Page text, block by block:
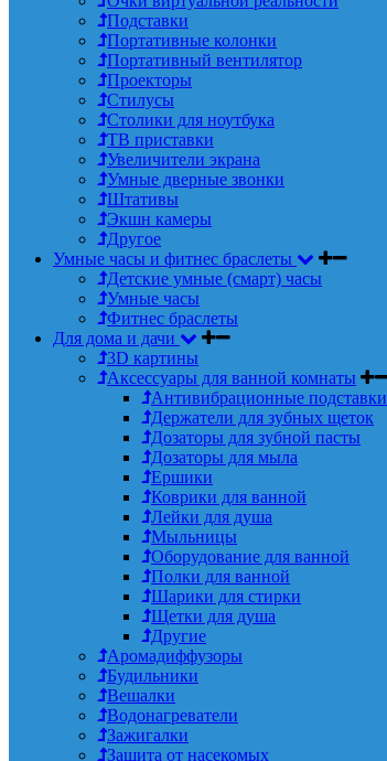
Подставки
Портативные колонки
Портативный вентилятор
Проекторы
Стилусы
Столики для ноутбука
ТВ приставки
Увеличители экрана
Умные дверные звонки
Штативы
Экшн камеры
Другое
Умные часы и фитнес браслеты
Детские умные (смарт) часы
Умные часы
Фитнес браслеты
Для дома и дачи
3D картины
Аксессуары для ванной комнаты
Антивибрационные подставки
Держатели для зубных щеток
Дозаторы для зубной пасты
Дозаторы для мыла
Ершики
Коврики для ванной
Лейки для душа
Мыльницы
Оборудование для ванной
Полки для ванной
Шарики для стирки
Щетки для душа
Другие
Аромадиффузоры
Будильники
Вешалки
Водонагреватели
Зажигалки
Защита от насекомых